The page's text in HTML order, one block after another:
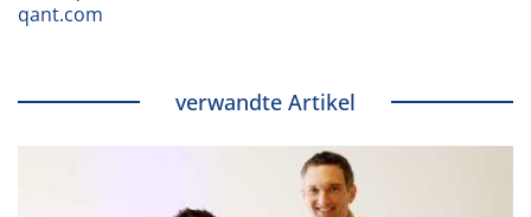
qant.com
verwandte Artikel